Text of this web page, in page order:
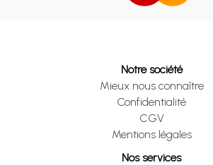
Notre société
Mieux nous connaître
Confidentialité
CGV
Mentions légales
Nos services